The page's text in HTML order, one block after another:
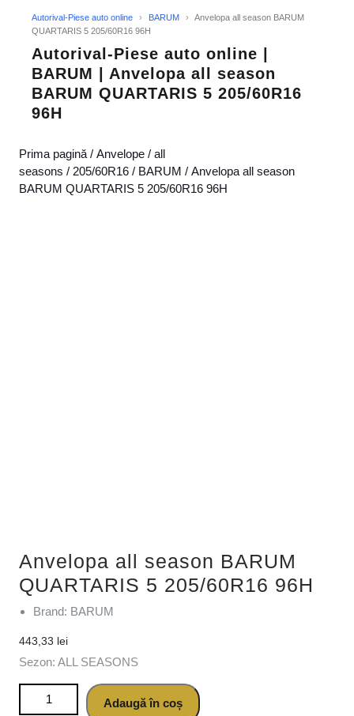
Autorival-Piese auto online › BARUM ›
Anvelopa all season BARUM
QUARTARIS 5 205/60R16 96H
Autorival-Piese auto online |
BARUM | Anvelopa all season
BARUM QUARTARIS 5 205/60R16
96H
Prima pagină / Anvelope / all
seasons / 205/60R16 / BARUM / Anvelopa all season
BARUM QUARTARIS 5 205/60R16 96H
Anvelopa all season BARUM
QUARTARIS 5 205/60R16 96H
Brand: BARUM
443,33 lei
Sezon: ALL SEASONS
Cantitate Anvelopa all season BARUM QUARTARIS 5
205/60R16 96H
Adaugă în coș